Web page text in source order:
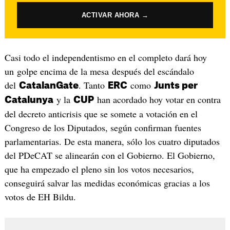
ACTIVAR AHORA →
Casi todo el independentismo en el completo dará hoy
un golpe encima de la mesa después del escándalo
del CatalanGate. Tanto ERC como Junts per
Catalunyay la CUPhan acordado hoy votar en contra
del decreto anticrisis que se somete a votación en el
Congreso de los Diputados, según confirman fuentes
parlamentarias. De esta manera, sólo los cuatro diputados
del PDeCAT se alinearán con el Gobierno. El Gobierno,
que ha empezado el pleno sin los votos necesarios,
conseguirá salvar las medidas económicas gracias a los
votos de EH Bildu.